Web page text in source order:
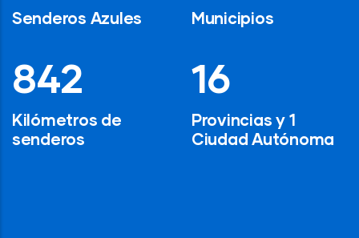
Senderos Azules
1,200
Kilómetros de
senderos
Municipios
24
Provincias y 1
Ciudad Autónoma